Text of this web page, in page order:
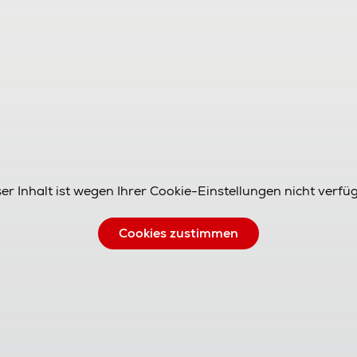
Inhalt ist wegen Ihrer Cookie-Einstellungen nicht
Cookies zustimmen